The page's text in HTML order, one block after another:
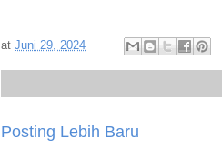
at Juni 29, 2024
Posting Lebih Baru